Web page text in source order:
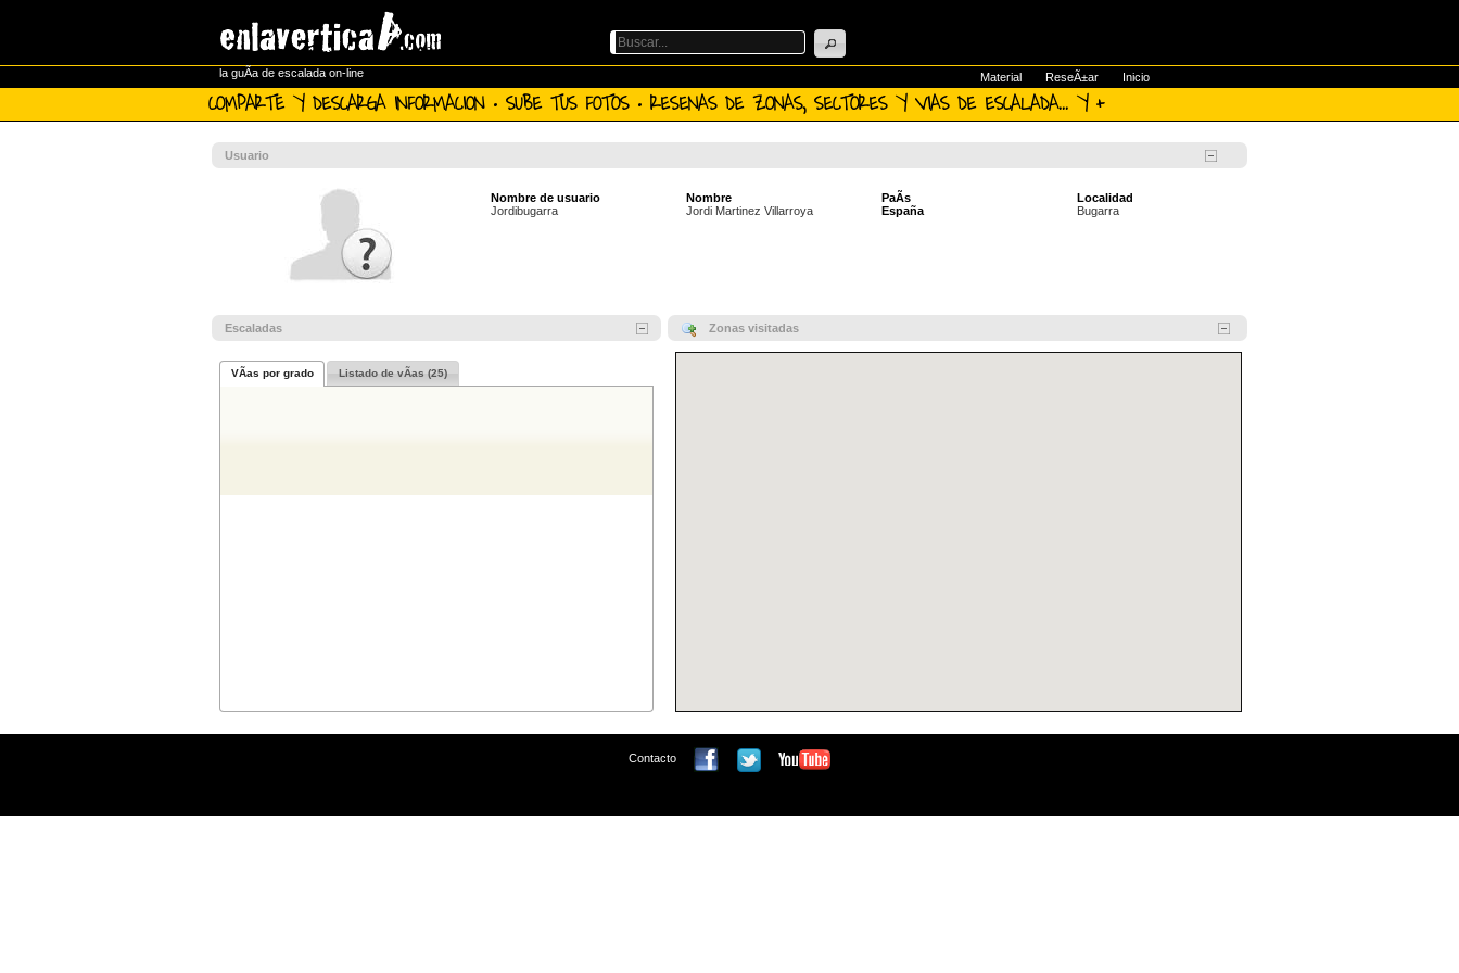
la guÃ­a de escalada on-line Material ReseÃ±ar Inicio
COMPARTE Y DESCARGA INFORMACION · SUBE TUS FOTOS · RESENAS DE ZONAS, SECTORES Y VIAS DE ESCALADA... Y +
Usuario
Nombre de usuario
Jordibugarra
Nombre
Jordi Martinez Villarroya
PaÃ­s
España
Localidad
Bugarra
Escaladas
VÃ­as por grado Listado de vÃ­as (25)
Zonas visitadas
Contacto